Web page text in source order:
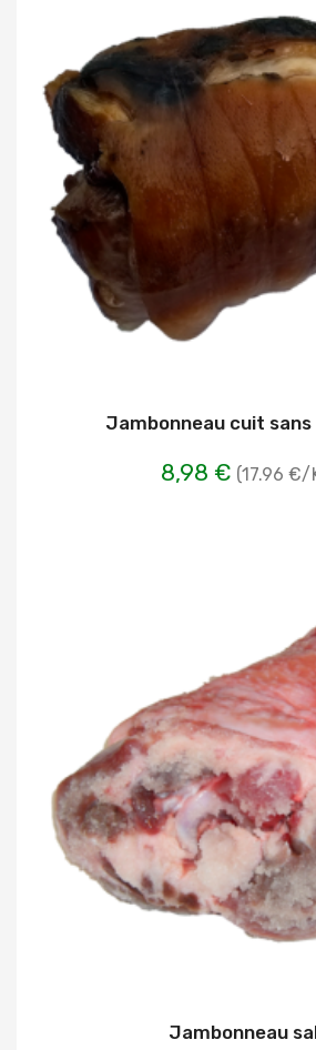
Jambonneau cuit
8,98 € (17.96 €/
Jambonneau